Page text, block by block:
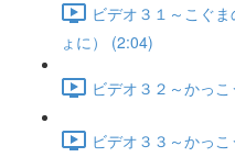
ビデオ３１～こぐ
ょに） (2:04)
ビデオ３２～かっ
ビデオ３３～かっ